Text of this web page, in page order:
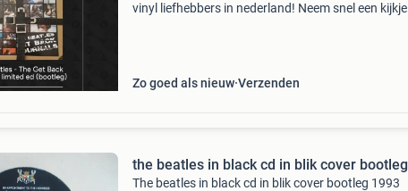
vinyl liefhebbers in nederland! Neem snel een kijkje
Zo goed als nieuw Verzenden
the beatles in black cd in blik cover bootleg
The beatles in black cd in blik cover bootleg 1993